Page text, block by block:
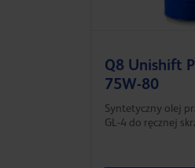
Q8 Unishift
75W-80
Syntetyczny olej
GL-4 do ręcznej